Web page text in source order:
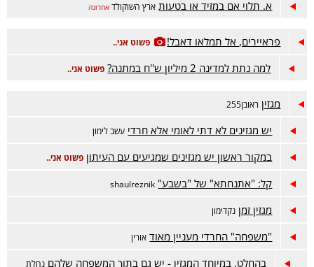
א. תלוי אם במזיד או בטעות ארץ השוקולד אחרונה
פראיירים, אל תמלאו דאבל! פשוט אני..
למה נתת למדינה 2 מיליון ש''ח במתנה? פשוט אני..
מגזין ראובן255
יש מגזינים לא דתי לאומי אלא חרדי עשב לימון
במקור ראשון יש מגזינים שמגיעים עם העיתון פשוט אני..
קל: "אתנחתא" של "בשבע" shaulreznik
מגזין זמן נקדימון
"משפחה" החרדי מעניין מאוד אורין
בהחלט. במיוחד המגזין - יש גם בתוך המשפחה שלהם נחלת